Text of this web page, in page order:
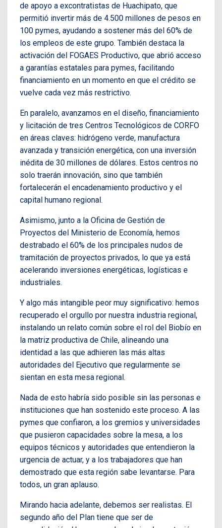
de apoyo a excontratistas de Huachipato, que
permitió invertir más de 4.500 millones de pesos en
100 pymes, ayudando a sostener más del 60% de
los empleos de este grupo. También destaca la
activación del FOGAES Productivo, que abrió acceso
a garantías estatales para pymes, facilitando
financiamiento en un momento en que el crédito se
vuelve cada vez más restrictivo.
En paralelo, avanzamos en el diseño, financiamiento
y licitación de tres Centros Tecnológicos de CORFO
en áreas claves: hidrógeno verde, manufactura
avanzada y transición energética, con una inversión
inédita de 30 millones de dólares. Estos centros no
solo traerán innovación, sino que también
fortalecerán el encadenamiento productivo y el
capital humano regional.
Asimismo, junto a la Oficina de Gestión de
Proyectos del Ministerio de Economía, hemos
destrabado el 60% de los principales nudos de
tramitación de proyectos privados, lo que ya está
acelerando inversiones energéticas, logísticas e
industriales.
Y algo más intangible peor muy significativo: hemos
recuperado el orgullo por nuestra industria regional,
instalando un relato común sobre el rol del Biobío en
la matriz productiva de Chile, alineando una
identidad a las que adhieren las más altas
autoridades del Ejecutivo que regularmente se
sientan en esta mesa regional.
Nada de esto habría sido posible sin las personas e
instituciones que han sostenido este proceso. A las
pymes que confiaron, a los gremios y universidades
que pusieron capacidades sobre la mesa, a los
equipos técnicos y autoridades que entendieron la
urgencia de actuar, y a los trabajadores que han
demostrado que esta región sabe levantarse. Para
todos, un gran aplauso.
Mirando hacia adelante, debemos ser realistas. El
segundo año del Plan tiene que ser de